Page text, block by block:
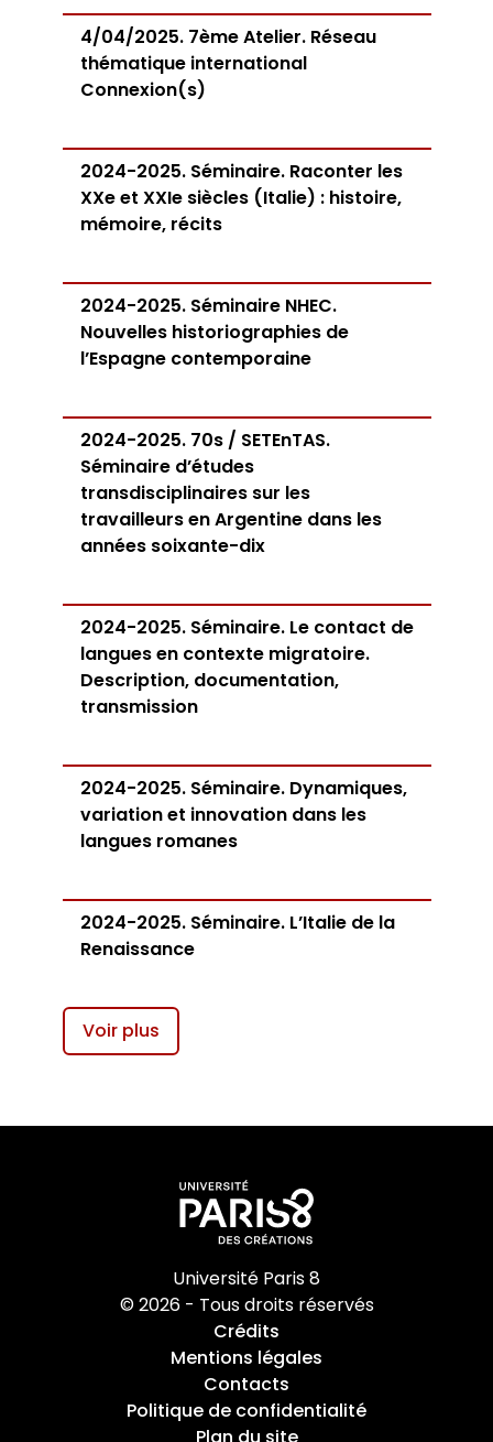
4/04/2025. 7ème Atelier. Réseau
thématique international
Connexion(s)
2024-2025. Séminaire. Raconter les
XXe et XXIe siècles (Italie) : histoire,
mémoire, récits
2024-2025. Séminaire NHEC.
Nouvelles historiographies de
l’Espagne contemporaine
2024-2025. 70s / SETEnTAS.
Séminaire d’études
transdisciplinaires sur les
travailleurs en Argentine dans les
années soixante-dix
2024-2025. Séminaire. Le contact de
langues en contexte migratoire.
Description, documentation,
transmission
2024-2025. Séminaire. Dynamiques,
variation et innovation dans les
langues romanes
2024-2025. Séminaire. L’Italie de la
Renaissance
Voir plus
Université Paris 8
© 2026 - Tous droits réservés
Crédits
Mentions légales
Contacts
Politique de confidentialité